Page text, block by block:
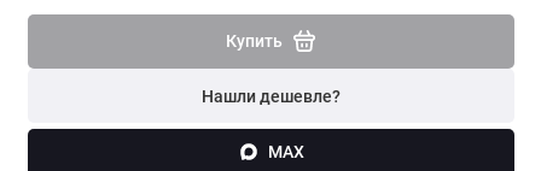
Купить
Нашли дешевле?
MAX